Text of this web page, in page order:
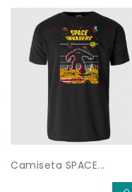
Camiseta SPACE...